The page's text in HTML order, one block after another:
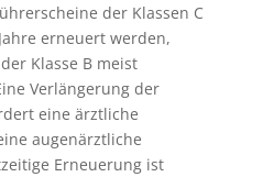
der Klassen C
erneuert werden,
Klasse B meist
Verlängerung der
eine ärztliche
augenärztliche
Erneuerung ist